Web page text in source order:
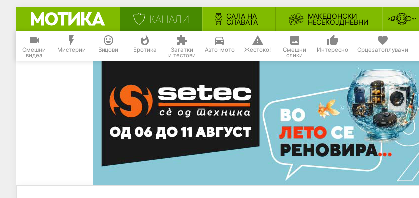
КАНАЛИ САЛА НА
СЛАВАТА
МАКЕДОНСКИ
НЕСЕКОЈДНЕВНИ
Смешни
видеа
Мистерии Вицови Еротика Загатки
и тестови
Авто-мото Жестоко! Смешни
слики
Интересно Срцезатоплувачи